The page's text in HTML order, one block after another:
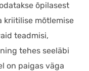
õpilasest
kriitilise mõtlemise
teadmisi,
tehes seeläbi
on paigas väga